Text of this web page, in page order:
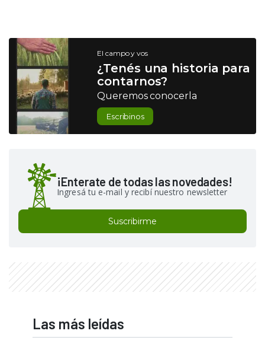
El campo y vos
¿Tenés una historia para
contarnos?
Queremos conocerla
Escribinos
¡Enterate de todas las novedades!
Ingresá tu e-mail y recibí nuestro newsletter
Suscribirme
Las más leídas